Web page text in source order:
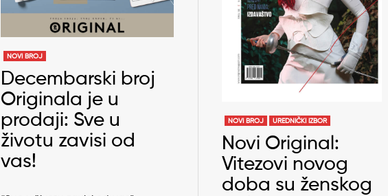
NOVI BROJ
Decembarski broj
Originala je u
prodaji: Sve u
životu zavisi od
vas!
NOVI BROJ UREDNIČKI IZBOR
Novi Original:
Vitezovi novog
doba su ženskog